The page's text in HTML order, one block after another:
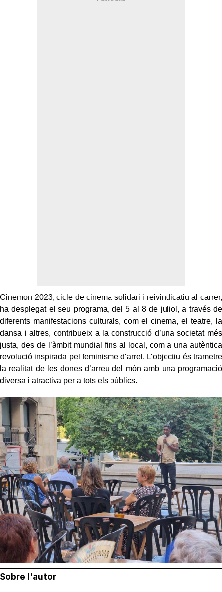
Cinemon 2023, cicle de cinema solidari i reivindicatiu al carrer,
ha desplegat el seu programa, del 5 al 8 de juliol, a través de
diferents manifestacions culturals, com el cinema, el teatre, la
dansa i altres, contribueix a la construcció d’una societat més
justa, des de l’àmbit mundial fins al local, com a una autèntica
revolució inspirada pel feminisme d’arrel. L’objectiu és trametre
la realitat de les dones d’arreu del món amb una programació
diversa i atractiva per a tots els públics.
Sobre l'autor